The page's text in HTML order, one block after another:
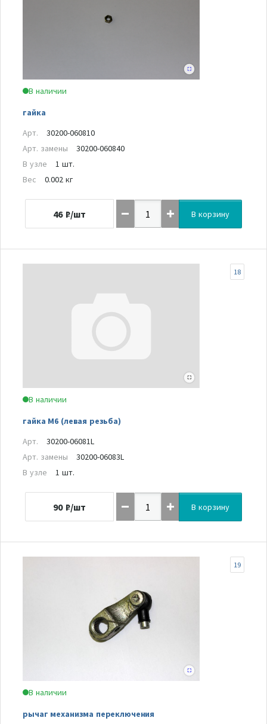
В наличии
гайка
Арт.
30200-060810
Арт. замены
30200-060840
В узле
1 шт.
Вес
0.002 кг
46 ₽/шт В корзину
В наличии
гайка М6 (левая резьба)
18
Арт.
30200-06081L
Арт. замены
30200-06083L
В узле
1 шт.
90 ₽/шт В корзину
В наличии
рычаг механизма переключения
19